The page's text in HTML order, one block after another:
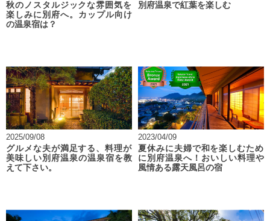
秋のノスタルジックな雰囲気を
楽しみに別府へ。カップル向け
の温泉宿は？
別府温泉で紅葉を楽しむ
2025/09/08
グルメな夫が満足する、料理が
美味しい別府温泉の温泉宿を教
えて下さい。
2023/04/09
夏休みに夫婦で和を楽しむため
に別府温泉へ！おいしい料理や
風情ある露天風呂の宿